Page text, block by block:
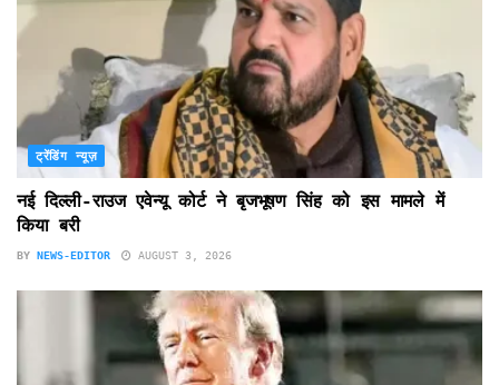
ट्रेंडिंग न्यूज़
नई दिल्ली-राउज एवेन्यू कोर्ट ने बृजभूषण सिंह को इस मामले में
किया बरी
BY NEWS-EDITOR AUGUST 3, 2026